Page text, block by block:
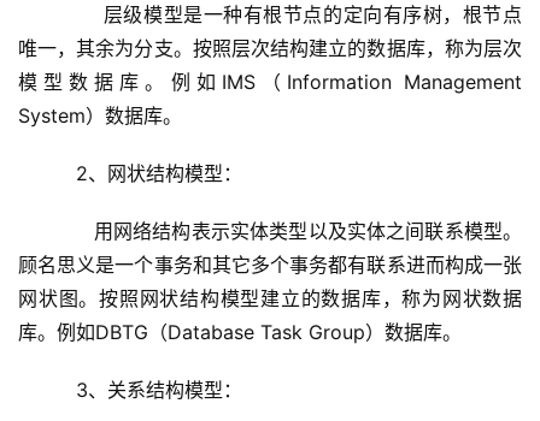
层级模型是一种有根节点的定向有序树，根节点
唯一，其余为分支。按照层次结构建立的数据库，称为层次
模型数据库。例如IMS（Information Management
System）数据库。
2、网状结构模型：
用网络结构表示实体类型以及实体之间联系模型。
顾名思义是一个事务和其它多个事务都有联系进而构成一张
网状图。按照网状结构模型建立的数据库，称为网状数据
库。例如DBTG（Database Task Group）数据库。
3、关系结构模型：